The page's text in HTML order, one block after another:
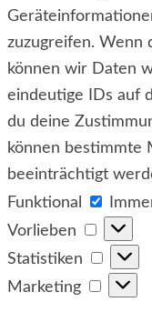
zuzugreifen. Wenn
können wir Daten
eindeutige IDs auf
du deine
können bestimmte
beeinträchtigt
Funktional
Vorlieben
Statistiken
Marketing